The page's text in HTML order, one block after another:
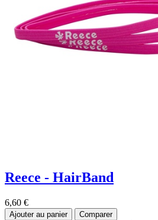
Reece - HairBand
6,60 €
Ajouter au panier Comparer